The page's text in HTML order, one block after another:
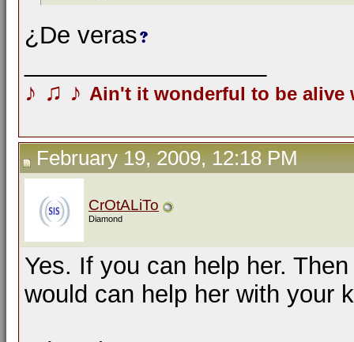
¿De veras
♪ ♫ ♪ Ain't it wonderful to be
February 19, 2009, 12:18 PM
CrOtALiTo
Diamond
Yes. If you can help her.
would can help her with your